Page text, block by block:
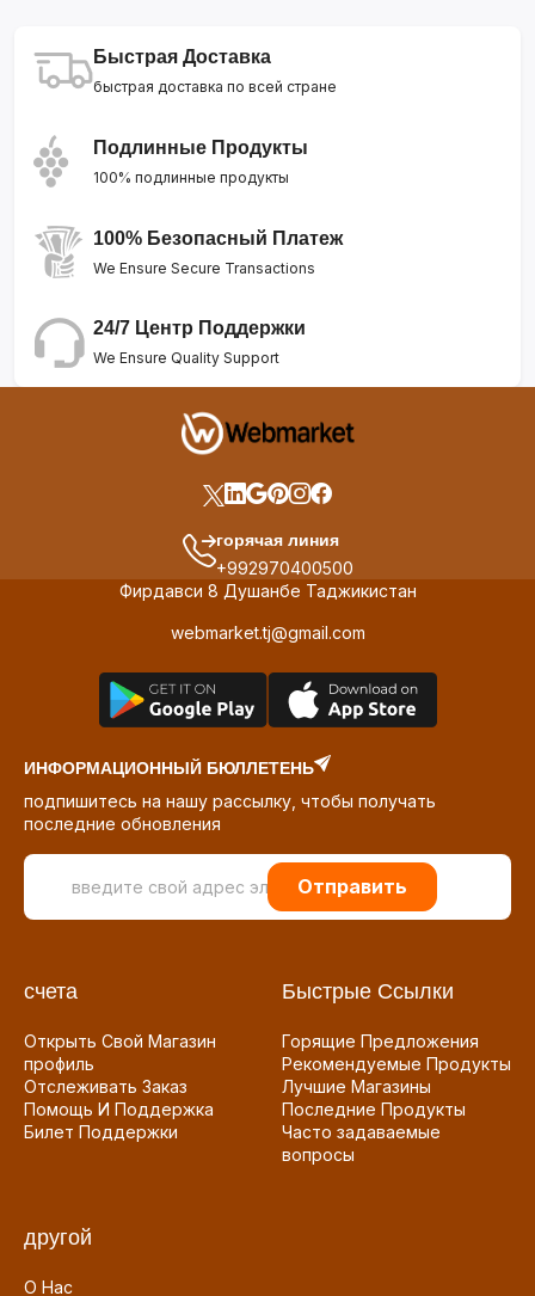
Быстрая Доставка
быстрая доставка по всей стране
Подлинные Продукты
100% подлинные продукты
100% Безопасный Платеж
We Ensure Secure Transactions
24/7 Центр Поддержки
We Ensure Quality Support
горячая линия
+992970400500
Фирдавси 8 Душанбе Таджикистан
webmarket.tj@gmail.com
ИНФОРМАЦИОННЫЙ БЮЛЛЕТЕНЬ
подпишитесь на нашу рассылку, чтобы получать
последние обновления
Отправить
счета
Открыть Свой Магазин
профиль
Отслеживать Заказ
Помощь И Поддержка
Билет Поддержки
Быстрые Ссылки
Горящие Предложения
Рекомендуемые Продукты
Лучшие Магазины
Последние Продукты
Часто задаваемые
вопросы
другой
О Нас